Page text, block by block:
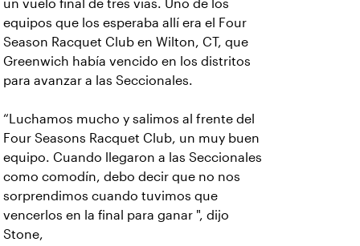
un vuelo final de tres vías. Uno de los
equipos que los esperaba allí era el Four
Season Racquet Club en Wilton, CT, que
Greenwich había vencido en los distritos
para avanzar a las Seccionales.
“Luchamos mucho y salimos al frente del
Four Seasons Racquet Club, un muy buen
equipo. Cuando llegaron a las Seccionales
como comodín, debo decir que no nos
sorprendimos cuando tuvimos que
vencerlos en la final para ganar ", dijo
Stone,